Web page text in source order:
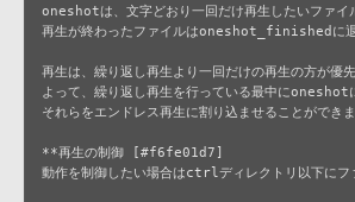
oneshotは、文字どおり一回だけ再生したいファイ
再生が終わったファイルはoneshot_finishedに退
再生は、繰り返し再生より一回だけの再生の方が優先
よって、繰り返し再生を行っている最中にoneshot
それらをエンドレス再生に割り込ませることができま
**再生の制御 [#f6fe01d7]
動作を制御したい場合はctrlディレクトリ以下にフ